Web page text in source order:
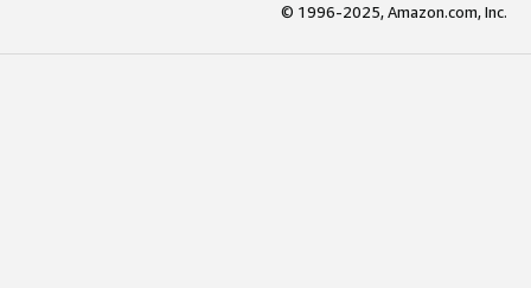
© 1996-2025, Amazon.com, Inc.